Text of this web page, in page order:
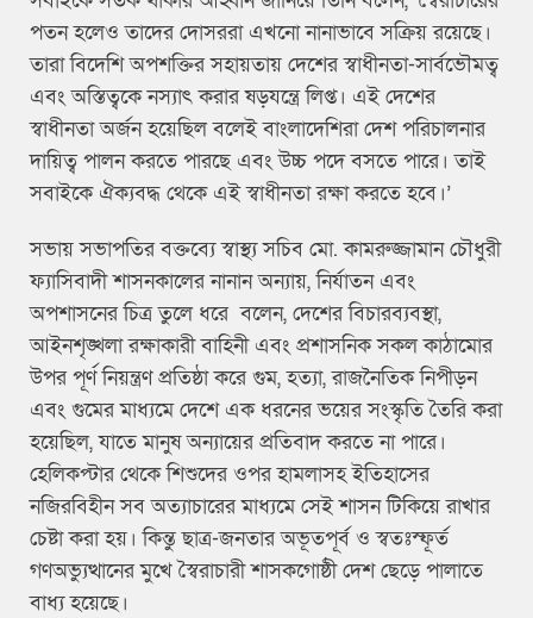
পতন হলেও তাদের দোসররা এখনো নানাভাবে সক্রিয় রয়েছে।
তারা বিদেশি অপশক্তির সহায়তায় দেশের স্বাধীনতা-সার্বভৌমত্ব
এবং অস্তিত্বকে নস্যাৎ করার ষড়যন্ত্রে লিপ্ত। এই দেশের
স্বাধীনতা অর্জন হয়েছিল বলেই বাংলাদেশিরা দেশ পরিচালনার
দায়িত্ব পালন করতে পারছে এবং উচ্চ পদে বসতে পারে। তাই
সবাইকে ঐক্যবদ্ধ থেকে এই স্বাধীনতা রক্ষা করতে হবে।’
সভায় সভাপতির বক্তব্যে স্বাস্থ্য সচিব মো. কামরুজ্জামান চৌধুরী
ফ্যাসিবাদী শাসনকালের নানান অন্যায়, নির্যাতন এবং
অপশাসনের চিত্র তুলে ধরে বলেন, দেশের বিচারব্যবস্থা,
আইনশৃঙ্খলা রক্ষাকারী বাহিনী এবং প্রশাসনিক সকল কাঠামোর
উপর পূর্ণ নিয়ন্ত্রণ প্রতিষ্ঠা করে গুম, হত্যা, রাজনৈতিক নিপীড়ন
এবং গুমের মাধ্যমে দেশে এক ধরনের ভয়ের সংস্কৃতি তৈরি করা
হয়েছিল, যাতে মানুষ অন্যায়ের প্রতিবাদ করতে না পারে।
হেলিকপ্টার থেকে শিশুদের ওপর হামলাসহ ইতিহাসের
নজিরবিহীন সব অত্যাচারের মাধ্যমে সেই শাসন টিকিয়ে রাখার
চেষ্টা করা হয়। কিন্তু ছাত্র-জনতার অভূতপূর্ব ও স্বতঃস্ফূর্ত
গণঅভ্যুত্থানের মুখে স্বৈরাচারী শাসকগোষ্ঠী দেশ ছেড়ে পালাতে
বাধ্য হয়েছে।